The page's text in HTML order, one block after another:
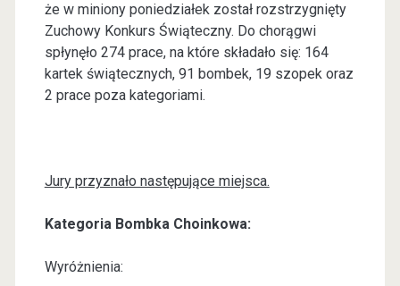
że w miniony poniedziałek został rozstrzygnięty
Zuchowy Konkurs Świąteczny. Do chorągwi
spłynęło 274 prace, na które składało się: 164
kartek świątecznych, 91 bombek, 19 szopek oraz
2 prace poza kategoriami.
Jury przyznało następujące miejsca.
Kategoria Bombka Choinkowa:
Wyróżnienia: